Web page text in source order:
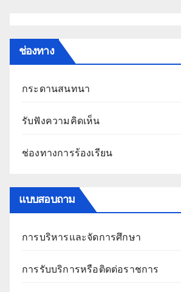
ช่องทาง
กระดานสนทนา
รับฟังความคิดเห็น
ช่องทางการร้องเรียน
แบบสอบถาม
การบริหารและจัดการศึกษา
การรับบริการหรือติดต่อราชการ